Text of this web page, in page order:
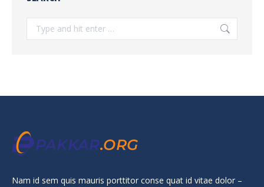
Search:
Nam id sem quis mauris porttitor conse quat id vitae dolor –